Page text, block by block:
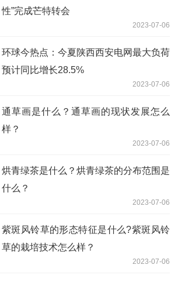
性”完成芒特转会
2023-07-06
环球今热点：今夏陕西西安电网最大负荷
预计同比增长28.5%
2023-07-06
通草画是什么？通草画的现状发展怎么
样？
2023-07-06
烘青绿茶是什么？烘青绿茶的分布范围是
什么？
2023-07-06
紫斑风铃草的形态特征是什么?紫斑风铃
草的栽培技术怎么样？
2023-07-06